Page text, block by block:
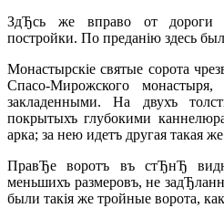
ЗдЂсь же вправо от дороги
постройки. По преданiю здесь
Монастырскiе святые сорота
Спасо-Мирожского
закладенными. На двухъ
покрытыхъ глубокими
арка; за нею идетъ другая такая
ПравЂе воротъ въ стЂнЂ
меньшихъ размеровъ, не
были такiя же тройные ворота,